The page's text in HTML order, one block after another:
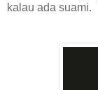
kalau ada suami.